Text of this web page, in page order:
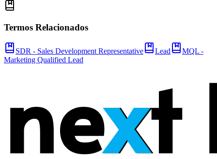
Termos Relacionados
SDR - Sales Development Representative Lead
MQL -
Marketing Qualified Lead